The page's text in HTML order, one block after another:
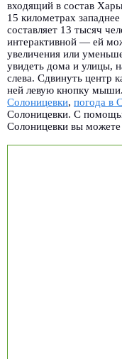
входящий в состав
15 километрах
составляет 13 тысяч
интерактивной — ей
увеличения или
увидеть дома и улицы,
слева. Сдвинуть центр
ней левую кнопку
Солоницевки, погода в
Солоницевки. С
Солоницевки вы